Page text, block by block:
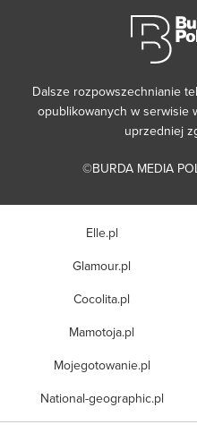
Dalsze rozpowszechnianie
opublikowanych w serwisie
uprzedniej
©BURDA MEDIA
Elle.pl
Glamour.pl
Cocolita.pl
Mamotoja.pl
Mojegotowanie.pl
National-geographic.pl